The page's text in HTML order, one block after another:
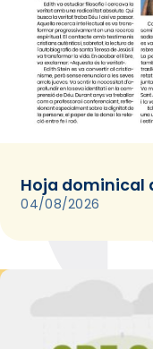
Hoja dominical
04/08/2026